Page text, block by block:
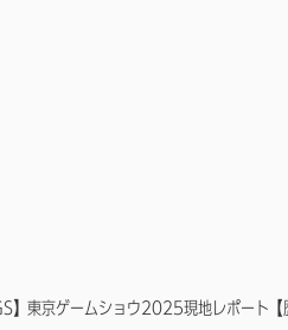
】東京ゲームショウ2025現地レポート【